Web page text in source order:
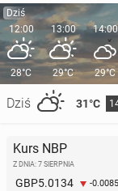
Dziś
12:00
28°C
Dziś 31°C
13:00
29°C
14:00
29°C
Kurs NBP
Z DNIA: 7 SIERPNIA
GBP5.0134 -0.0085